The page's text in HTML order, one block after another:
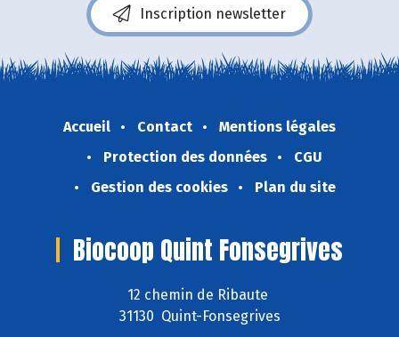
Inscription newsletter
Accueil Contact
Mentions légales
Protection des données
CGU
Gestion des cookies
Plan du site
Biocoop Quint Fonsegrives
12 chemin de Ribaute
31130 Quint-Fonsegrives